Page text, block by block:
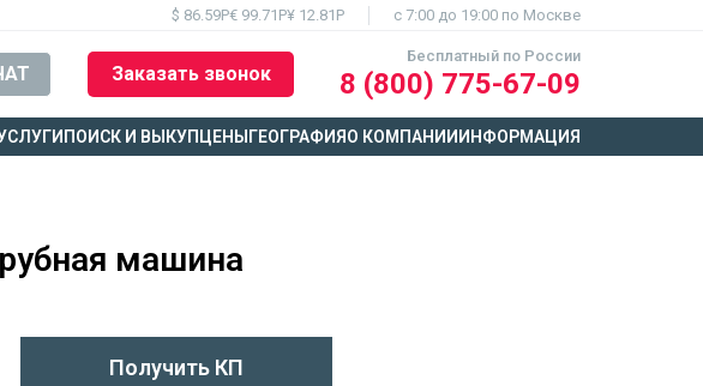
$ 86.59Р€ 99.71Р¥ 12.81Р c 7:00 до 19:00 по Москве
Заказать звонок
Бесплатный по России
8 (800) 775-67-09
ПОИСК И ВЫКУП ЦЕНЫ ГЕОГРАФИЯО КОМПАНИИ ИНФОРМАЦИЯ
машина
Получить КП